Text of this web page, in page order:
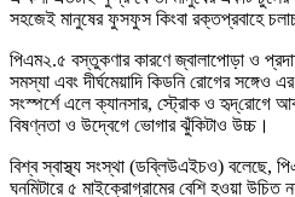
সহজেই মানুষের ফুসফুস কিংবা রক্তপ্রবাহে
পিএম২.৫ বস্তুকণার কারণে জ্বালাপোড়া ও
সমস্যা এবং দীর্ঘমেয়াদি কিডনি রোগের
সংস্পর্শে এলে ক্যানসার, স্ট্রোক ও হৃদ্‌রোগে
বিষণ্নতা ও উদ্বেগে ভোগার ঝুঁকিটাও উচ্চ।
বিশ্ব স্বাস্থ্য সংস্থা (ডব্লিউএইচও) বলেছে,
ঘনমিটারে ৫ মাইক্রোগ্রামের বেশি হওয়া উচিত